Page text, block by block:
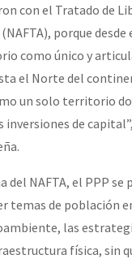
con el Tratado de
porque
como único y
el Norte del
un solo territorio
de
del NAFTA, el PPP se
temas de población
las
física, sin